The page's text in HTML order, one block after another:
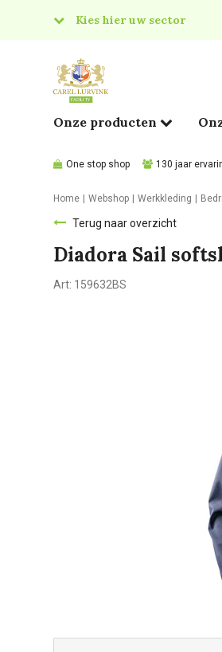
Kies hier uw sector
Food
Onze producten
One stop shop 130 jaar
Home Webshop Werkkleding
Terug naar overzicht
Diadora Sail
Art: 159632BS